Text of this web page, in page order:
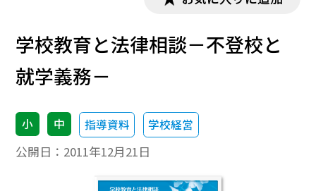
学校教育と法律相談－不登校と
就学義務－
小 中 指導資料 学校経営
公開日： 2011年12月21日